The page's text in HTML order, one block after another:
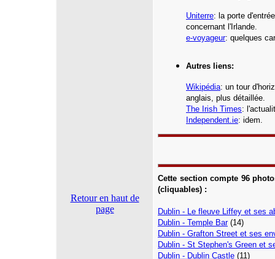
Retour en haut de
page
Uniterre: la porte
concernant l'Irlande.
e-voyageur: quelques
Autres liens:
Wikipédia: un tour
anglais, plus détaillée.
The Irish Times:
Independent.ie: idem.
Cette section compte 96
(cliquables) :
Dublin - Le fleuve Liffey et ses
Dublin - Temple Bar(14)
Dublin - Grafton Street et ses
Dublin - St Stephen's Green et
Dublin - Dublin Castle (11)